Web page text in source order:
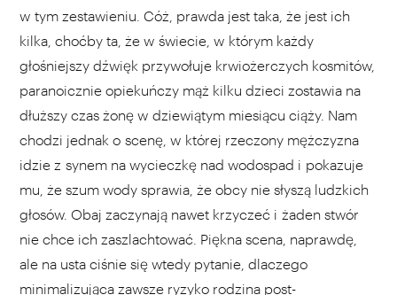
w tym zestawieniu. Cóż, prawda jest taka, że jest ich
kilka, choćby ta, że w świecie, w którym każdy
głośniejszy dźwięk przywołuje krwiożerczych kosmitów,
paranoicznie opiekuńczy mąż kilku dzieci zostawia na
dłuższy czas żonę w dziewiątym miesiącu ciąży. Nam
chodzi jednak o scenę, w której rzeczony mężczyzna
idzie z synem na wycieczkę nad wodospad i pokazuje
mu, że szum wody sprawia, że obcy nie słyszą ludzkich
głosów. Obaj zaczynają nawet krzyczeć i żaden stwór
nie chce ich zaszlachtować. Piękna scena, naprawdę,
ale na usta ciśnie się wtedy pytanie, dlaczego
minimalizująca zawsze ryzyko rodzina post-